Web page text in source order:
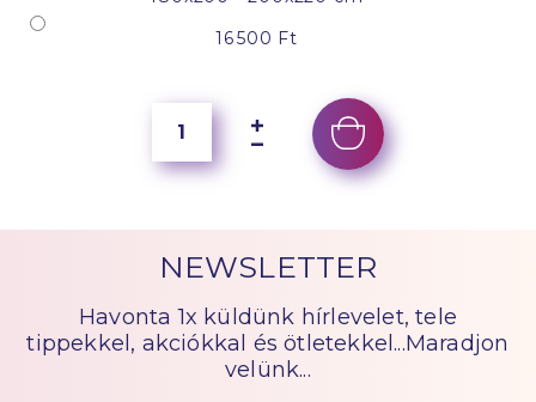
16 500 Ft
NEWSLETTER
Havonta 1x küldünk hírlevelet, tele
tippekkel, akciókkal és ötletekkel...Maradjon
velünk...